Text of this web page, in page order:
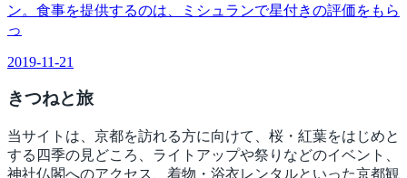
ン。食事を提供するのは、ミシュランで星付きの評価をもら
っ
2019-11-21
きつねと旅
当サイトは、京都を訪れる方に向けて、桜・紅葉をはじめと
する四季の見どころ、ライトアップや祭りなどのイベント、
神社仏閣へのアクセス、着物・浴衣レンタルといった京都観